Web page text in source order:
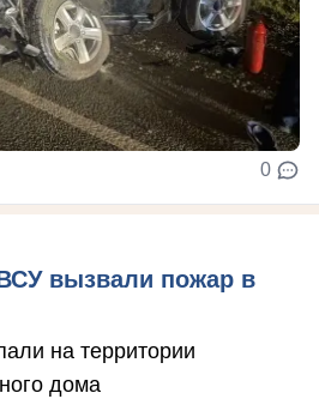
0
вызвали пожар в
на территории
дома